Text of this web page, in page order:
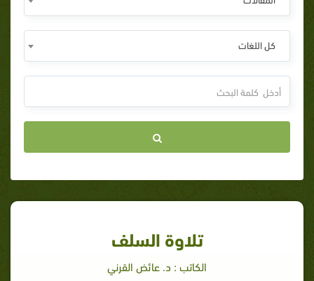
كل اللغات
تلاوة السلف
الكاتب : د. عائض القرني